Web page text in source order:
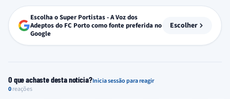
Escolha o Super Portistas - A Voz dos
Adeptos do FC Porto como fonte preferida no
Google
Escolher
O que achaste desta notícia?Inicia sessão para reagir
0reações